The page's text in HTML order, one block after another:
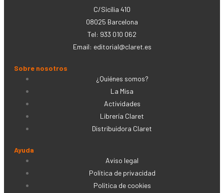
C/Sicília 410
08025 Barcelona
Tel: 933 010 062
Email: editorial@claret.es
Sobre nosotros
¿Quiénes somos?
La Misa
Actividades
Librería Claret
Distribuidora Claret
Ayuda
Aviso legal
Política de privacidad
Política de cookies